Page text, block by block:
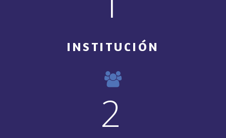
INSTITUCIÓN
2